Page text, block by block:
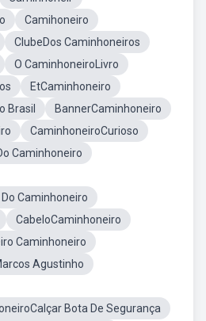
Camihoneiro
ClubeDos Caminhoneiros
O CaminhoneiroLivro
EtCaminhoneiro
Brasil
BannerCaminhoneiro
CaminhoneiroCurioso
Caminhoneiro
Caminhoneiro
CabeloCaminhoneiro
Caminhoneiro
Agustinho
Bota De Segurança